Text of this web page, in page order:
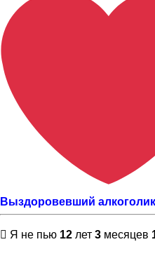
Выздоровевший алкоголик
Я не пью 12 лет 3 месяцев